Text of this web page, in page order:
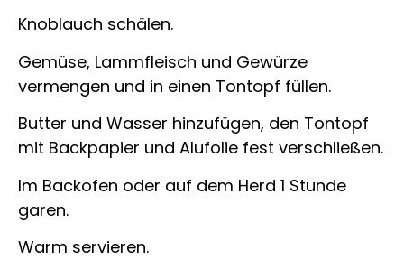
Knoblauch schälen.
Gemüse, Lammfleisch und Gewürze
vermengen und in einen Tontopf füllen.
Butter und Wasser hinzufügen, den Tontopf
mit Backpapier und Alufolie fest verschließen.
Im Backofen oder auf dem Herd 1 Stunde
garen.
Warm servieren.